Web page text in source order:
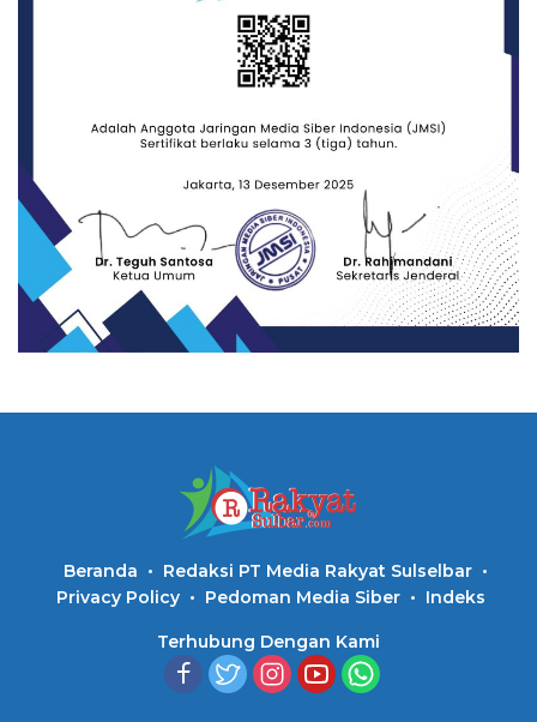
Beranda
Redaksi PT Media Rakyat Sulselbar
Privacy Policy
Pedoman Media Siber Indeks
Terhubung Dengan Kami